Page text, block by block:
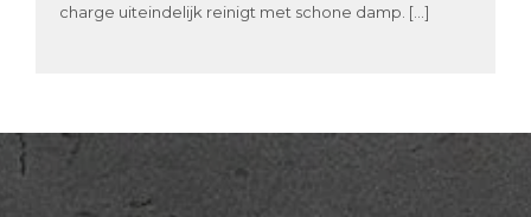
charge uiteindelijk reinigt met schone damp. […]